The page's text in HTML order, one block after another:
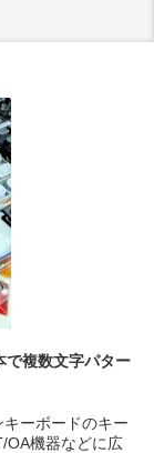
で複数文字パター
ーボードのキー
OA機器などに広